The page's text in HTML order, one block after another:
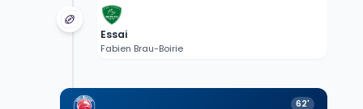
Essai
Fabien Brau-Boirie
62'